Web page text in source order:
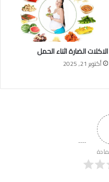
الاكلات الضارة اثناء الحمل
أكتوبر 21, 2025